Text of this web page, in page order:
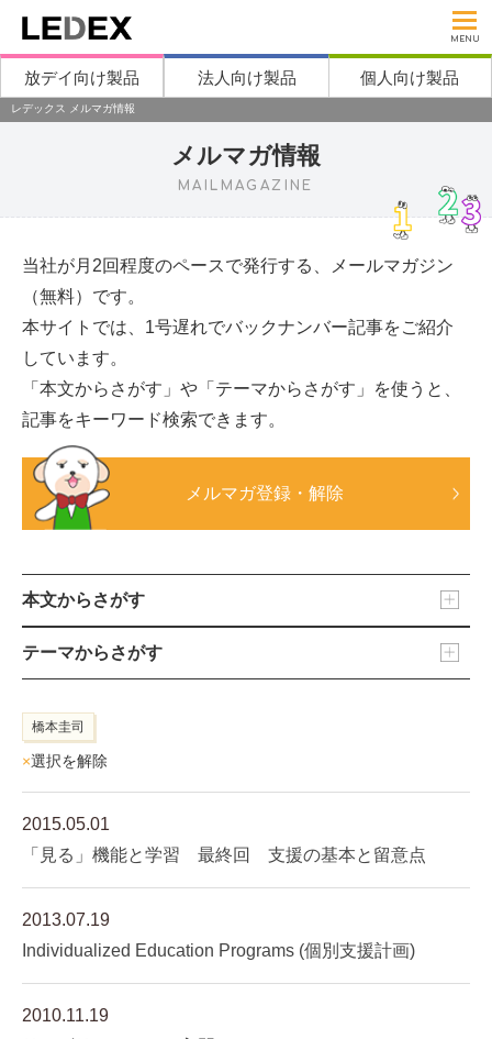
MENU
放デイ向け製品 法人向け製品 個人向け製品
レデックス メルマガ情報
メルマガ情報
MAILMAGAZINE
当社が月2回程度のペースで発行する、メールマガジン
（無料）です。
本サイトでは、1号遅れでバックナンバー記事をご紹介
しています。
「本文からさがす」や「テーマからさがす」を使うと、
記事をキーワード検索できます。
メルマガ登録・解除
本文からさがす
テーマからさがす
橋本圭司
×選択を解除
2015.05.01
「見る」機能と学習 最終回 支援の基本と留意点
2013.07.19
Individualized Education Programs (個別支援計画)
2010.11.19